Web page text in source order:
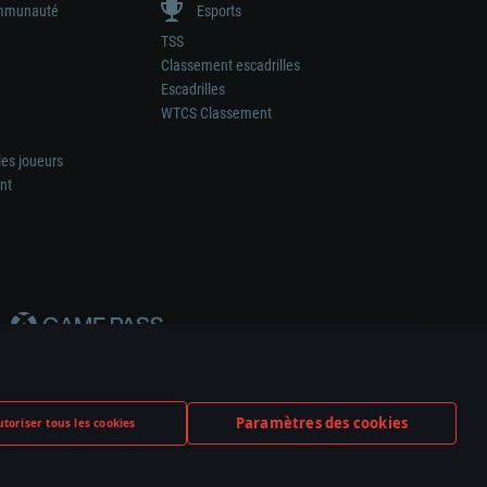
tous les cookies Paramètres des cookies
joueurs
Esports
TSS
Classement escadrilles
Escadrilles
WTCS Classement
de tout fabricant d’armes ou de véhicule.